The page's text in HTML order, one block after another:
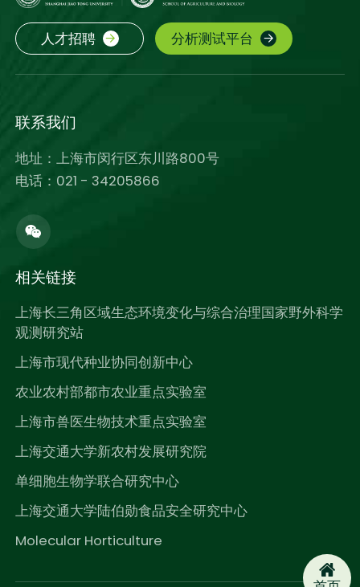
人才招聘 分析测试平台
联系我们
地址：上海市闵行区东川路800号
电话：021 - 34205866
相关链接
上海长三角区域生态环境变化与综合治理国家野外科学
观测研究站
上海市现代种业协同创新中心
农业农村部都市农业重点实验室
上海市兽医生物技术重点实验室
上海交通大学新农村发展研究院
单细胞生物学联合研究中心
上海交通大学陆伯勋食品安全研究中心
Molecular Horticulture